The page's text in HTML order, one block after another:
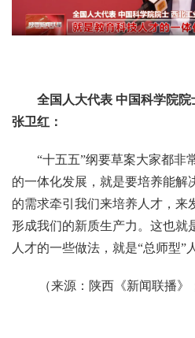
全国人大代表 中国科学院
张卫红：
“十五五”纲要草案大家都非
的一体化发展，就是要培养能解
的需求牵引我们来培养人才，来
形成我们的新质生产力。这也就
人才的一些做法，就是“总师型”
（来源：陕西《新闻联播